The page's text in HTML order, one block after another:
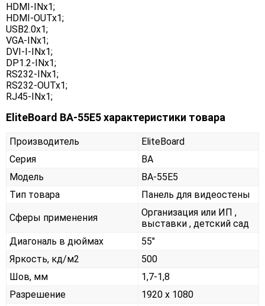
HDMI-INx1;
HDMI-OUTx1;
USB2.0x1;
VGA-INx1;
DVI-I-INx1;
DP1.2-INx1;
RS232-INx1;
RS232-OUTx1;
RJ45-INx1;
EliteBoard BA-55E5 характеристики товара
Производитель
EliteBoard
Серия
BA
Модель
BA-55E5
Тип товара
Панель для видеостены
Сферы применения
Организация или ИП ,
выставки , детский сад
Диагональ в дюймах
55"
Яркость, кд/м2
500
Шов, мм
1,7-1,8
Разрешение
1920 x 1080